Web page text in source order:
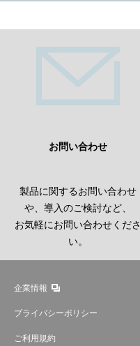
お問い合わせ
製品に関するお問い合わせ
や、導入のご検討など、
お気軽にお問い合わせくださ
い。
企業情報
プライバシーポリシー
ご利用規約